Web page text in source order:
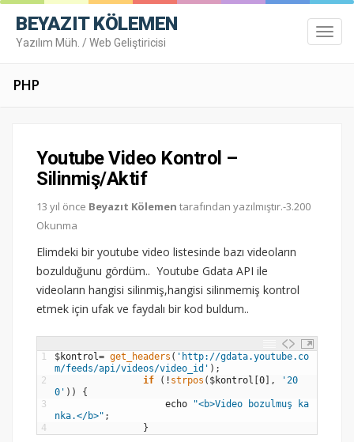
BEYAZIT KÖLEMEN
Yazılım Müh. / Web Geliştiricisi
PHP
Youtube Video Kontrol –
Silinmiş/Aktif
13 yıl önce Beyazıt Kölemen tarafından yazılmıştır.-3.200
Okunma
Elimdeki bir youtube video listesinde bazı videoların
bozulduğunu gördüm.. Youtube Gdata API ile
videoların hangisi silinmiş,hangisi silinmemiş kontrol
etmek için ufak ve faydalı bir kod buldum..
1
2
3
4
$kontrol= get_headers ( 'http://gdata.youtube.co
m/feeds/api/videos/video_id' ) ;
if
( ! strpos ( $kontrol 0 ,
'20
0' ) )
{
echo
"<b>Video bozulmuş ka
nka.</b>" ;
}